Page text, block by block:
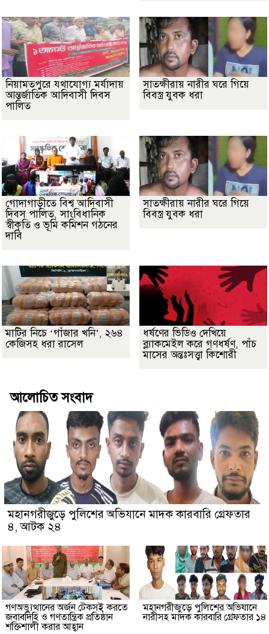
নিয়ামতপুরে যথাযোগ্য মর্যাদায়
আন্তর্জাতিক আদিবাসী দিবস
পালিত
সাতক্ষীরায় নারীর ঘরে গিয়ে
বিবস্ত্র যুবক ধরা
গোদাগাড়ীতে বিশ্ব আদিবাসী
দিবস পালিত, সাংবিধানিক
স্বীকৃতি ও ভূমি কমিশন গঠনের
দাবি
সাতক্ষীরায় নারীর ঘরে গিয়ে
বিবস্ত্র যুবক ধরা
মাটির নিচে ‘গাঁজার খনি’, ২৬৪
কেজিসহ ধরা রাসেল
ধর্ষণের ভিডিও দেখিয়ে
ব্ল্যাকমেইল করে গণধর্ষণ, পাঁচ
মাসের অন্তঃসত্ত্বা কিশোরী
আলোচিত সংবাদ
মহানগরীজুড়ে পুলিশের অভিযানে মাদক কারবারি গ্রেফতার
৪, আটক ২৪
গণঅভ্যুত্থানের অর্জন টেকসই করতে
জবাবদিহি ও গণতান্ত্রিক প্রতিষ্ঠান
শক্তিশালী করার আহ্বান
মহানগরীজুড়ে পুলিশের অভিযানে
নারীসহ মাদক কারবারি গ্রেফতার ১৪